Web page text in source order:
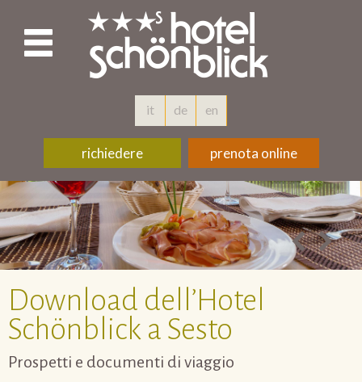
it de en
richiedere prenota online
Download dell’Hotel
Schönblick a Sesto
Prospetti e documenti di viaggio